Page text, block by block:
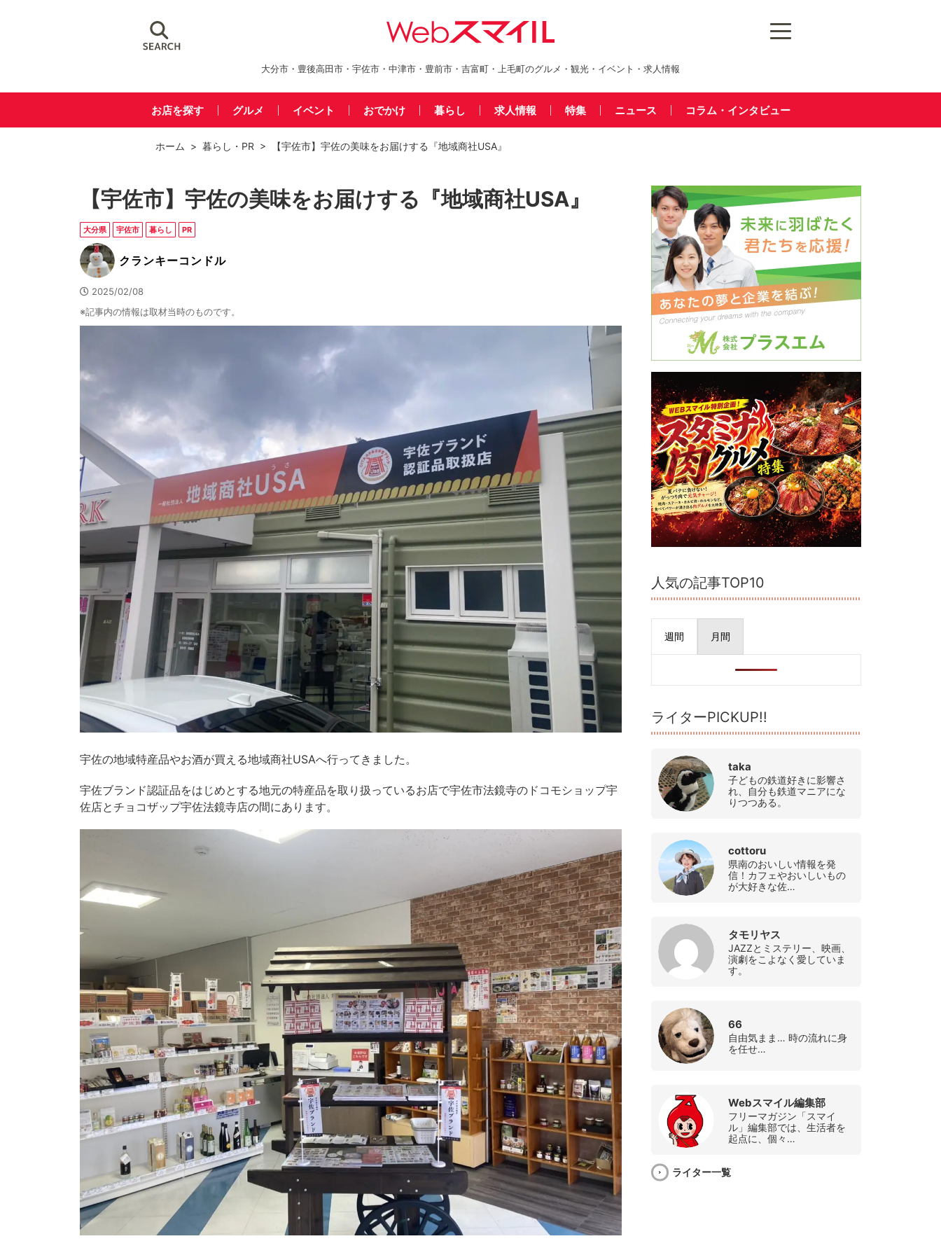
大分市・豊後高田市・宇佐市・中津市・豊前市・吉富町・上毛町のグルメ・観光・イベント・求人情報
お店を探す グルメ イベント おでかけ 暮らし 求人情報 特集 ニュース コラム・インタビュー
ホーム > 暮らし ・ PR > 【宇佐市】宇佐の美味をお届けする『地域商社USA』
【宇佐市】宇佐の美味をお届けする『地域商社USA』
大分県 宇佐市 暮らし PR
クランキーコンドル
2025/02/08
※記事内の情報は取材当時のものです。
宇佐の地域特産品やお酒が買える地域商社USAへ行ってきました。
宇佐ブランド認証品をはじめとする地元の特産品を取り扱っているお店で宇佐市法鏡寺のドコモショップ宇
佐店とチョコザップ宇佐法鏡寺店の間にあります。
人気の記事TOP10
週間 月間
ライターPICKUP!!
taka
子どもの鉄道好きに影響さ
れ、自分も鉄道マニアにな
りつつある。
cottoru
県南のおいしい情報を発
信！カフェやおいしいもの
が大好きな佐…
タモリヤス
JAZZとミステリー、映画、
演劇をこよなく愛していま
す。
66
自由気まま… 時の流れに身
を任せ…
Webスマイル編集部
フリーマガジン「スマイ
ル」編集部では、生活者を
起点に、個々…
ライター一覧